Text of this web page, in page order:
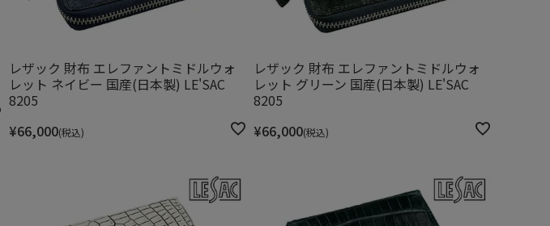
レザック 財布 エレファントミドルウォ
レット ネイビー 国産(日本製) LE'SAC
8205
¥66,000 税込
レザック 財布 エレファントミドルウォ
レット グリーン 国産(日本製) LE'SAC
8205
¥66,000 税込